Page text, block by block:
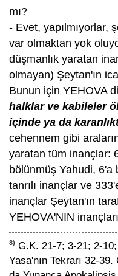
mı?
- Evet, yapılmıyorlar,
var olmaktan yok
düşmanlık yaratan
olmayan) Şeytan'ın
Bunun için YEHOVA
halklar ve kabileler
içinde ya da
cehennem gibi
yaratan tüm inançlar:
bölünmüş Yahudi,
tanrılı inançlar ve
inançlar Şeytan'ın
YEHOVA'NIN
8) G.K. 21-7; 3-21; 2-
Yasa'nın Tekrarı 32-